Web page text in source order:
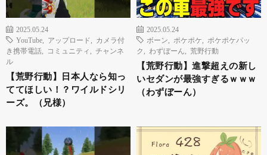
2025.05.24
YouTube
アップロード
カメラ付
き携帯電話
コミュニティ
チャンネ
ル
【荒野行動】日本人なら知っ
ててほしい！？ワイルドシリ
ーズ。（兄様）
2025.05.24
ボーン
ポケポケ
ポケポケパッ
ク
わずぼーん 荒野行動
【荒野行動】進撃超えの新し
いセダンが最強すぎるｗｗｗ
（わずぼーん）